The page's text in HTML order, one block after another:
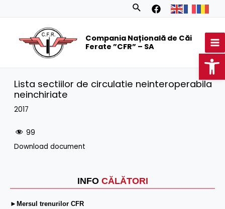
Search
Compania Națională de Căi
Ferate ”CFR” – SA
INFO CĂLĂTORI
►Mersul trenurilor CFR
Lista sectiilor de circulatie neinteroperabila
neinchiriate
2017
99
Download document